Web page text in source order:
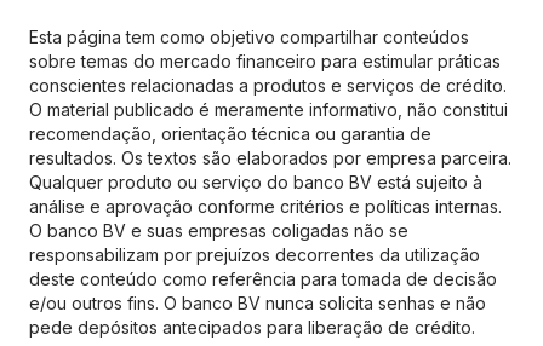
Esta página tem como objetivo compartilhar conteúdos
sobre temas do mercado financeiro para estimular práticas
conscientes relacionadas a produtos e serviços de crédito.
O material publicado é meramente informativo, não constitui
recomendação, orientação técnica ou garantia de
resultados. Os textos são elaborados por empresa parceira.
Qualquer produto ou serviço do banco BV está sujeito à
análise e aprovação conforme critérios e políticas internas.
O banco BV e suas empresas coligadas não se
responsabilizam por prejuízos decorrentes da utilização
deste conteúdo como referência para tomada de decisão
e/ou outros fins. O banco BV nunca solicita senhas e não
pede depósitos antecipados para liberação de crédito.